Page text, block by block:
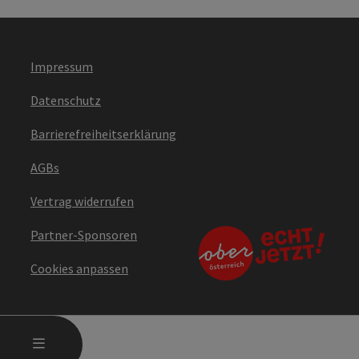
MENÜ
Impressum
Datenschutz
Barrierefreiheitserklärung
AGBs
Vertrag widerrufen
Partner-Sponsoren
Cookies anpassen